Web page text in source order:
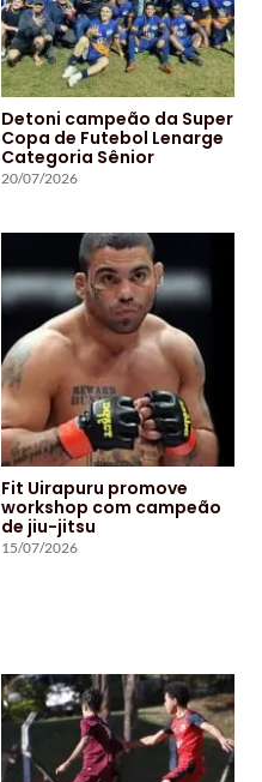
Detoni campeão da Super
Copa de Futebol Lenarge
Categoria Sênior
20/07/2026
Fit Uirapuru promove
workshop com campeão
de jiu-jitsu
15/07/2026